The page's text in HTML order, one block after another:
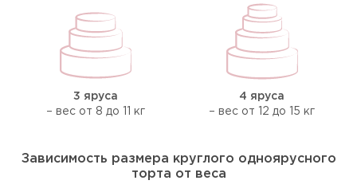
3 яруса
– вес от 8 до 11 кг
4 яруса
– вес от 12 до 15 кг
Зависимость размера круглого одноярусного
торта от веса